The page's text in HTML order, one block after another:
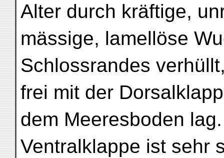
Alter durch kräftige,
mässige, lamellöse
Schlossrandes
frei mit der
dem Meeresboden
Ventralklappe ist sehr